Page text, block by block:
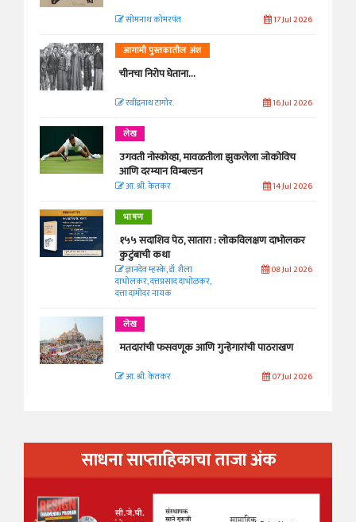
सोमनाथ कोमरपंत 17 Jul 2026
आगामी पुस्तकातील अंश
चीनचा निरोप घेताना...
रवींद्रनाथ टागोर. 16 Jul 2026
लेख
उगवती नोस्कोव्हा, मावळतीला झुकलेला जोकोविच
आणि दरम्यान विम्बल्डन
आ. श्री. केतकर 14 Jul 2026
भाषण
१५५ सदाशिव पेठ, सातारा : लोकविलक्षण दाभोलकर
कुटुंबाची कथा
ज्ञानदेव म्हस्के, डॉ. शैला
दाभोलकर, दत्तप्रसाद दाभोळकर,
दत्ता दामोदर नायक
08 Jul 2026
लेख
मतदारांची फसवणूक आणि गुन्हेगारांची पाठराखण
आ. श्री. केतकर 07 Jul 2026
साधना साप्ताहिकाचा ताजा अंक